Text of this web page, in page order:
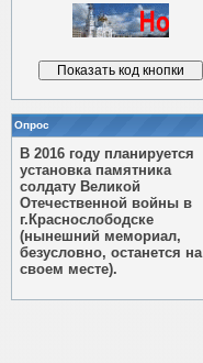
Опрос
В 2016 году планируется
установка памятника
солдату Великой
Отечественной войны в
г.Краснослободске
(нынешний мемориал,
безусловно, останется на
своем месте).